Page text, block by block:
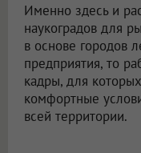
Именно здесь и
наукоградов для
в основе городов
предприятия, то
кадры, для
комфортные
всей территории.